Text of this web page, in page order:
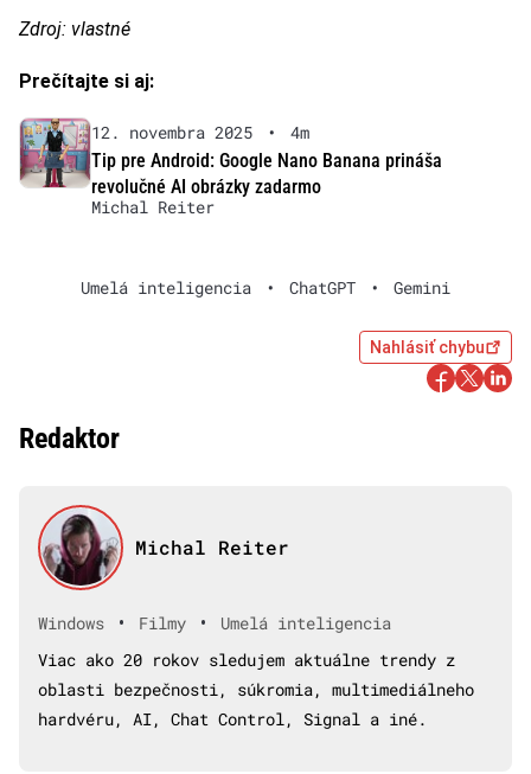
Zdroj: vlastné
Prečítajte si aj:
12. novembra 2025 •
4m
Tip pre Android: Google Nano Banana prináša
revolučné AI obrázky zadarmo
Michal Reiter
Umelá inteligencia • ChatGPT • Gemini
Nahlásiť chybu
Redaktor
Michal Reiter
Windows • Filmy •
Umelá inteligencia
Viac ako 20 rokov sledujem aktuálne trendy z
oblasti bezpečnosti, súkromia, multimediálneho
hardvéru, AI, Chat Control, Signal a iné.